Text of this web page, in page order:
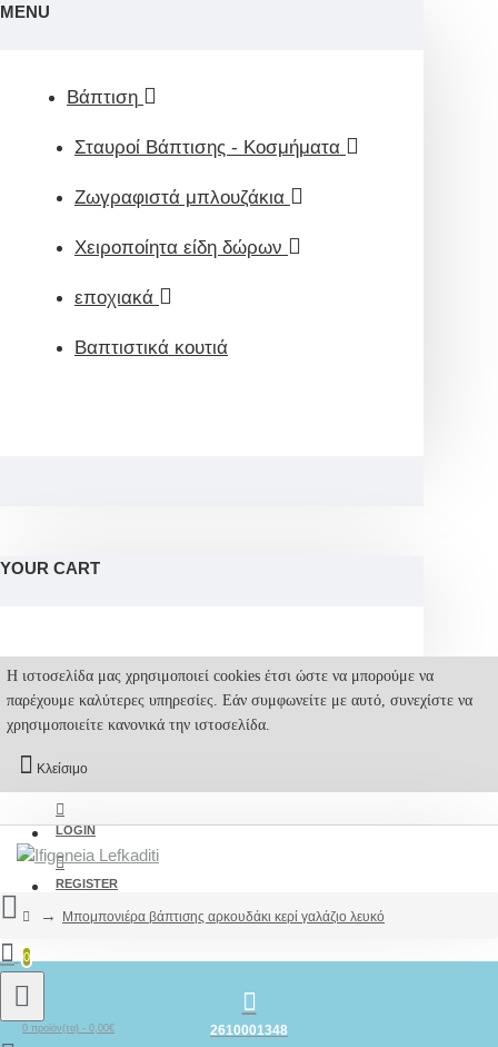
MENU
Βάπτιση
Σταυροί Βάπτισης - Κοσμήματα
Ζωγραφιστά μπλουζάκια
Χειροποίητα είδη δώρων
εποχιακά
Βαπτιστικά κουτιά
YOUR CART
Η ιστοσελίδα μας χρησιμοποιεί cookies έτσι ώστε να μπορούμε να
παρέχουμε καλύτερες υπηρεσίες. Εάν συμφωνείτε με αυτό, συνεχίστε να
χρησιμοποιείτε κανονικά την ιστοσελίδα.
Κλείσιμο
LOGIN
REGISTER
0
0 προϊόν(τα) - 0,00€
Mπομπονιέρα βάπτισης αρκουδάκι κερί γαλάζιο λευκό
2610001348